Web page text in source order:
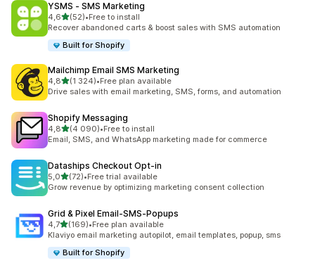
YSMS ‑ SMS Marketing
4,6av 5 stjerner
(52)
Totalt 52 omtaler
•Free to install
Recover abandoned carts & boost sales with SMS automation
Built for Shopify
Mailchimp Email SMS Marketing
4,8av 5 stjerner
(1 324)
Totalt 1324 omtaler
•Free plan available
Drive sales with email marketing, SMS, forms, and automation
Shopify Messaging
4,8av 5 stjerner
(4 090)
Totalt 4090 omtaler
•Free to install
Email, SMS, and WhatsApp marketing made for commerce
Dataships Checkout Opt‑in
5,0av 5 stjerner
(72)
Totalt 72 omtaler
•Free trial available
Grow revenue by optimizing marketing consent collection
Grid & Pixel Email‑SMS‑Popups
4,7av 5 stjerner
(169)
Totalt 169 omtaler
•Free plan available
Klaviyo email marketing autopilot, email templates, popup, sms
Built for Shopify